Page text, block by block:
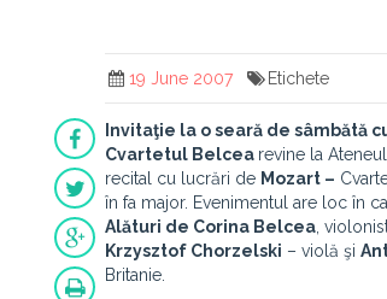
19 June 2007 Etichete
Invitaţie la o seară de sâmbătă
Cvartetul Belcea revine la
recital cu lucrări de Mozart –
în fa major. Evenimentul are loc în
Alături de Corina Belcea ,
Krzysztof Chorzelski – violă şi
Britanie.